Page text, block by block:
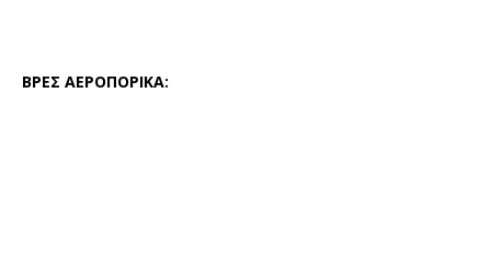
ΒΡΕΣ ΑΕΡΟΠΟΡΙΚΑ: